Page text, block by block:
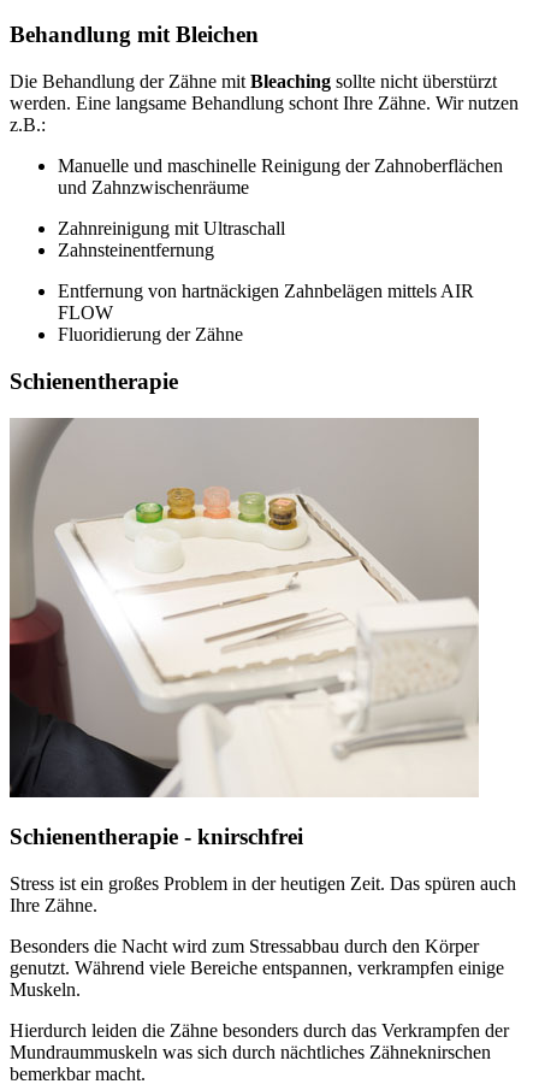
Behandlung mit Bleichen
Die Behandlung der Zähne mit Bleaching sollte nicht überstürzt
werden. Eine langsame Behandlung schont Ihre Zähne. Wir nutzen
z.B.:
Manuelle und maschinelle Reinigung der Zahnoberflächen
und Zahnzwischenräume
Zahnreinigung mit Ultraschall
Zahnsteinentfernung
Entfernung von hartnäckigen Zahnbelägen mittels AIR
FLOW
Fluoridierung der Zähne
Schienentherapie
Schienentherapie - knirschfrei
Stress ist ein großes Problem in der heutigen Zeit. Das spüren auch
Ihre Zähne.
Besonders die Nacht wird zum Stressabbau durch den Körper
genutzt. Während viele Bereiche entspannen, verkrampfen einige
Muskeln.
Hierdurch leiden die Zähne besonders durch das Verkrampfen der
Mundraummuskeln was sich durch nächtliches Zähneknirschen
bemerkbar macht.